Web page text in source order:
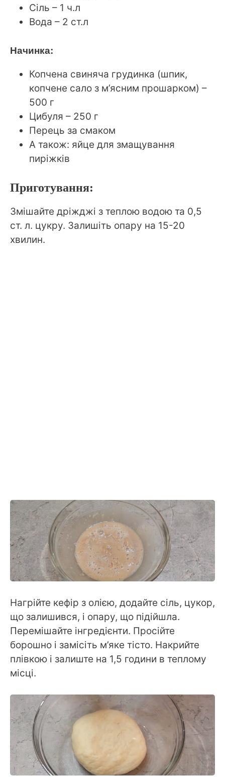
Сіль – 1 ч.л
Вода – 2 ст.л
Начинка:
Копчена свиняча грудинка (шпик,
копчене сало з м’ясним прошарком) –
500 г
Цибуля – 250 г
Перець за смаком
А також: яйце для змащування
пиріжків
Приготування:
Змішайте дріжджі з теплою водою та 0,5
ст. л. цукру. Залишіть опару на 15-20
хвилин.
Нагрійте кефір з олією, додайте сіль, цукор,
що залишився, і опару, що підійшла.
Перемішайте інгредієнти. Просійте
борошно і замісіть м’яке тісто. Накрийте
плівкою і залиште на 1,5 години в теплому
місці.